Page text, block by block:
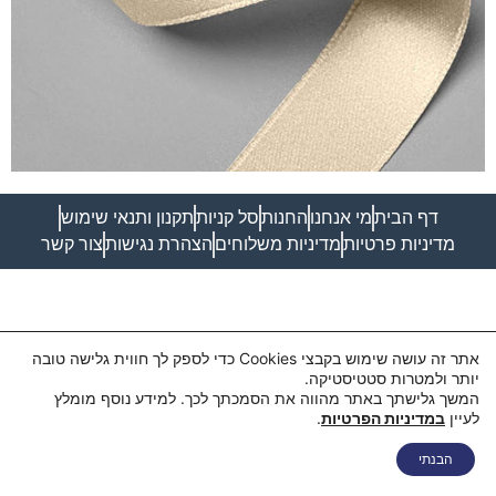
דף הביתמי אנחנו החנותסל קניותתקנון ותנאי שימוש
מדיניות פרטיותמדיניות משלוחים הצהרת נגישותצור קשר
אתר זה עושה שימוש בקבצי Cookies כדי לספק לך חווית גלישה טובה
יותר ולמטרות סטטיסטיקה.
המשך גלישתך באתר מהווה את הסמכתך לכך. למידע נוסף מומלץ
לעיין במדיניות הפרטיות.
הבנתי